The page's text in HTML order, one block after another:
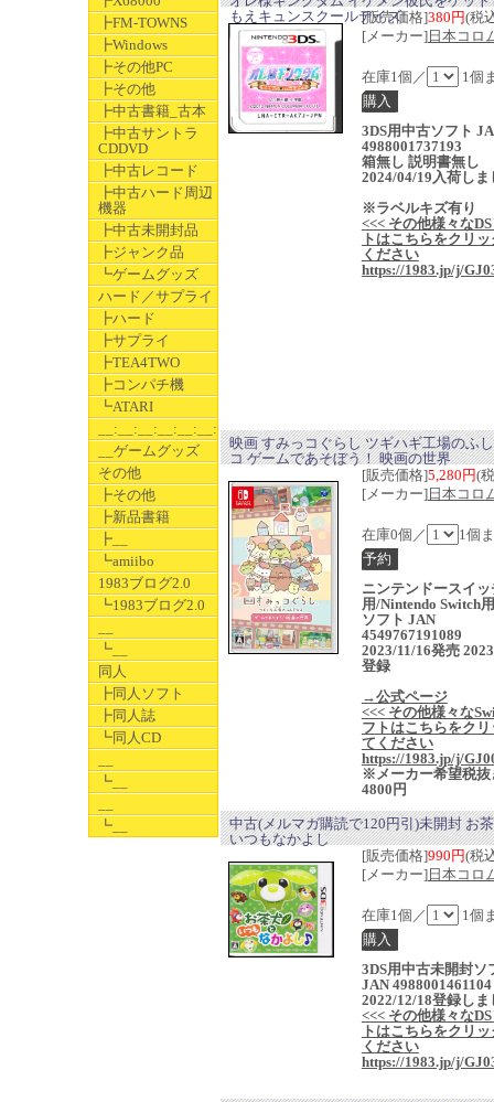
┣FM-TOWNS
┣Windows
┣その他PC
┣その他
┣中古書籍_古本
┣中古サントラ
CDDVD
┣中古レコード
┣中古ハード周辺
機器
┣中古未開封品
┣ジャンク品
┗ゲームグッズ
ハード／サプライ
┣ハード
┣サプライ
┣TEA4TWO
┣コンパチ機
┗ATARI
__:__:__:__:__:__:__
__ゲームグッズ
その他
┣その他
┣新品書籍
┣__
┗amiibo
1983ブログ2.0
┗1983ブログ2.0
┗__
同人
┣同人ソフト
┣同人誌
┗同人CD
┗__
┗__
もえキュンスクールデイズ
[販売価格]380円(税
[メーカー]日本コロ
在庫1個／ 1個
3DS用中古ソフト
4988001737193
箱無し 説明書無し
2024/04/19入荷しま
※ラベルキズ有り
<<< その他様々な
トはこちらをクリ
ください
https://1983.jp/j/
映画 すみっコぐらし ツギハギ工場のふ
コ ゲームであそぼう！ 映画の世界
[販売価格]5,280円(
[メーカー]日本コロ
在庫0個／ 1個
ニンテンドースイッ
用/Nintendo Switch
ソフト JAN
4549767191089
2023/11/16発売
登録
→公式ページ
<<< その他様々な
フトはこちらをク
てください
https://1983.jp/j/
※メーカー希望税抜
4800円
中古(メルマガ購読で120円引)未開封 お
いつもなかよし
[販売価格]990円(税
[メーカー]日本コロ
在庫1個／ 1個
3DS用中古未開封ソ
JAN 4988001461104
2022/12/18登録しま
<<< その他様々な
トはこちらをクリ
ください
https://1983.jp/j/